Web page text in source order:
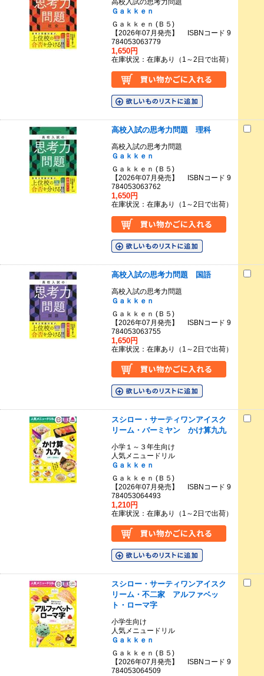
高校入試の思考力問題
Ｇａｋｋｅｎ
Ｇａｋｋｅｎ (Ｂ５)
【2026年07月発売】 ISBNコード 9
784053063779
1,650円
在庫状況：在庫あり（1～2日で出荷）
高校入試の思考力問題 理科
高校入試の思考力問題
Ｇａｋｋｅｎ
Ｇａｋｋｅｎ (Ｂ５)
【2026年07月発売】 ISBNコード 9
784053063762
1,650円
在庫状況：在庫あり（1～2日で出荷）
高校入試の思考力問題 国語
高校入試の思考力問題
Ｇａｋｋｅｎ
Ｇａｋｋｅｎ (Ｂ５)
【2026年07月発売】 ISBNコード 9
784053063755
1,650円
在庫状況：在庫あり（1～2日で出荷）
スシロー・サーティワンアイスク
リーム・バーミヤン かけ算九九
小学１～３年生向け
人気メニュードリル
Ｇａｋｋｅｎ
Ｇａｋｋｅｎ (Ｂ５)
【2026年07月発売】 ISBNコード 9
784053064493
1,210円
在庫状況：在庫あり（1～2日で出荷）
スシロー・サーティワンアイスク
リーム・不二家 アルファベッ
ト・ローマ字
小学生向け
人気メニュードリル
Ｇａｋｋｅｎ
Ｇａｋｋｅｎ (Ｂ５)
【2026年07月発売】 ISBNコード 9
784053064509